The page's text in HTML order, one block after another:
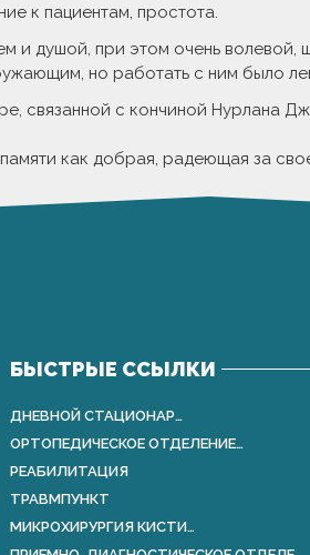
к пациентам, простота.
душой, при этом очень волевой,
но работать с ним было
связанной с кончиной Нурлана
как добрая, радеющая за
БЫСТРЫЕ ССЫЛКИ
ДНЕВНОЙ СТАЦИОНАР…
ОРТОПЕДИЧЕСКОЕ ОТДЕЛЕНИЕ…
РЕАБИЛИТАЦИЯ
ТРАВМПУНКТ
МИКРОХИРУРГИЯ КИСТИ…